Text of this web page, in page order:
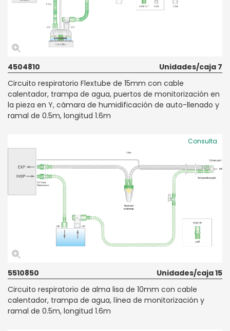
4504810
Unidades/caja 7
Circuito respiratorio Flextube de 15mm con cable
calentador, trampa de agua, puertos de monitorización en
la pieza en Y, cámara de humidificación de auto-llenado y
ramal de 0.5m, longitud 1.6m
Consulta
5510850
Unidades/caja 15
Circuito respiratorio de alma lisa de 10mm con cable
calentador, trampa de agua, línea de monitorización y
ramal de 0.5m, longitud 1.6m